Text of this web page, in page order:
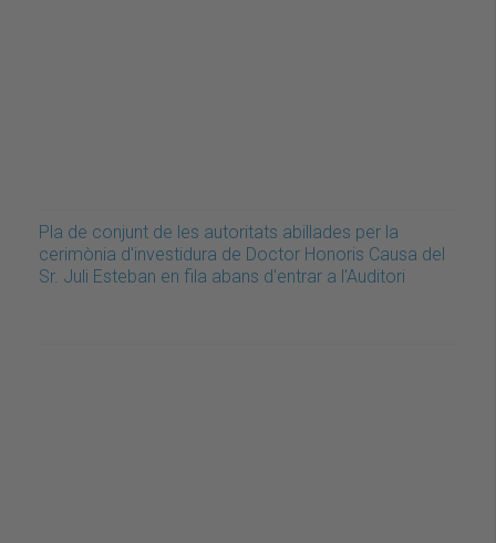
Pla de conjunt de les autoritats abillades per la
cerimònia d'investidura de Doctor Honoris Causa del
Sr. Juli Esteban en fila abans d'entrar a l'Auditori